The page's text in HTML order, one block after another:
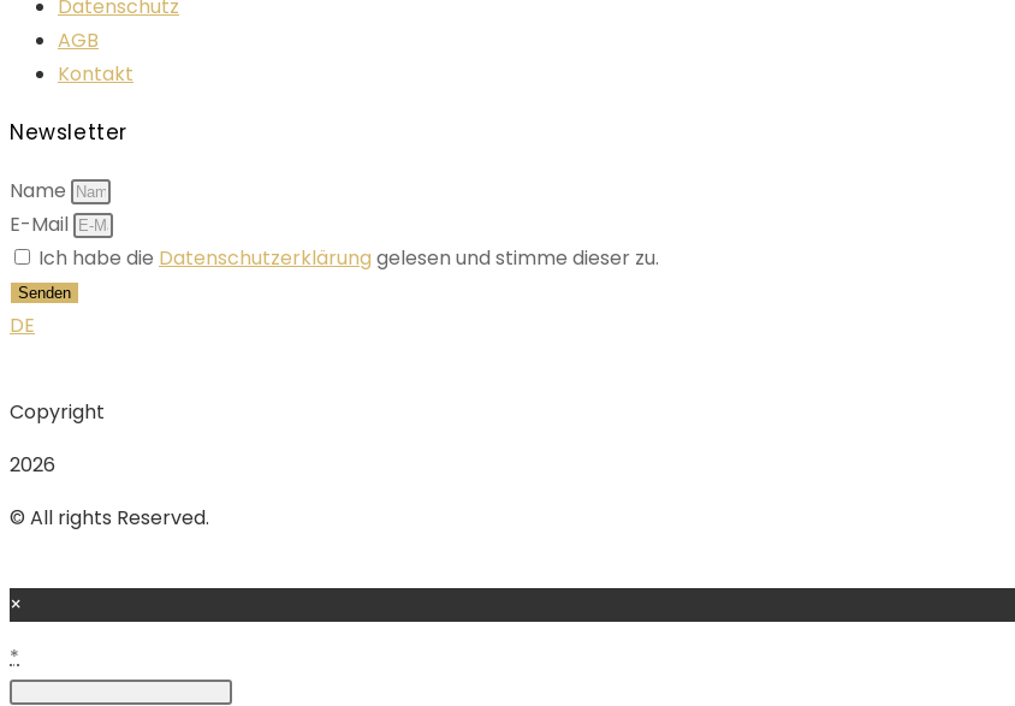
Datenschutz
AGB
Kontakt
Newsletter
Name
E-Mail
Ich habe die Datenschutzerklärung gelesen und stimme dieser zu.
Senden
DE
Copyright
2026
© All rights Reserved.
×
*